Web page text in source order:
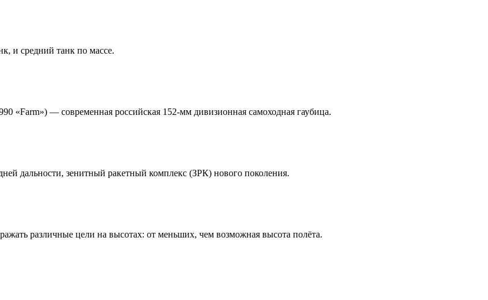
и средний танк по массе.
— современная российская 152-мм дивизионная самоходная гаубица.
дальности, зенитный ракетный комплекс (ЗРК) нового поколения.
различные цели на высотах: от меньших, чем возможная высота полёта.